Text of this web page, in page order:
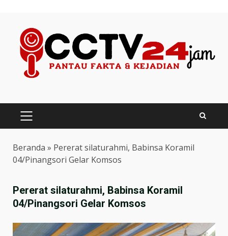
content
PRIMARY
MENU
Beranda » Pererat silaturahmi, Babinsa Koramil
04/Pinangsori Gelar Komsos
Pererat silaturahmi, Babinsa Koramil
04/Pinangsori Gelar Komsos